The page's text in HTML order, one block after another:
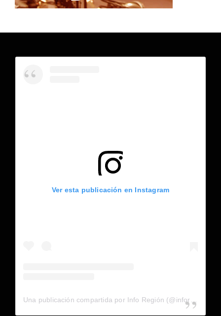
Ver esta publicación en Instagram